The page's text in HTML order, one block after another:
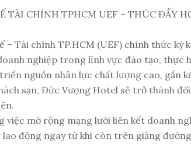
CHÍNH TPHCM UEF – THÚC ĐẨY
chính TP.HCM (UEF) chính thức ký
nghiệp trong lĩnh vực đào tạo, thực
nguồn nhân lực chất lượng cao, gắn
sạn, Đức Vượng Hotel sẽ trở thành
mở rộng mạng lưới liên kết doanh
động ngay từ khi còn trên giảng